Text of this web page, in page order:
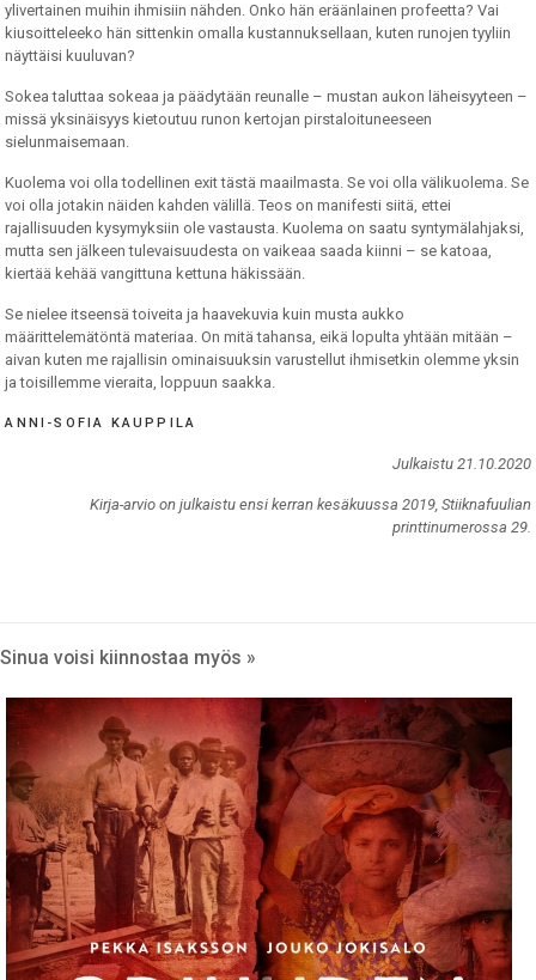
ylivertainen muihin ihmisiin nähden. Onko hän eräänlainen profeetta? Vai
kiusoitteleeko hän sittenkin omalla kustannuksellaan, kuten runojen tyyliin
näyttäisi kuuluvan?
Sokea taluttaa sokeaa ja päädytään reunalle – mustan aukon läheisyyteen –
missä yksinäisyys kietoutuu runon kertojan pirstaloituneeseen
sielunmaisemaan.
Kuolema voi olla todellinen exit tästä maailmasta. Se voi olla välikuolema. Se
voi olla jotakin näiden kahden välillä. Teos on manifesti siitä, ettei
rajallisuuden kysymyksiin ole vastausta. Kuolema on saatu syntymälahjaksi,
mutta sen jälkeen tulevaisuudesta on vaikeaa saada kiinni – se katoaa,
kiertää kehää vangittuna kettuna häkissään.
Se nielee itseensä toiveita ja haavekuvia kuin musta aukko
määrittelemätöntä materiaa. On mitä tahansa, eikä lopulta yhtään mitään –
aivan kuten me rajallisin ominaisuuksin varustellut ihmisetkin olemme yksin
ja toisillemme vieraita, loppuun saakka.
ANNI-SOFIA KAUPPILA
Julkaistu 21.10.2020
Kirja-arvio on julkaistu ensi kerran kesäkuussa 2019, Stiiknafuulian
printtinumerossa 29.
Sinua voisi kiinnostaa myös »